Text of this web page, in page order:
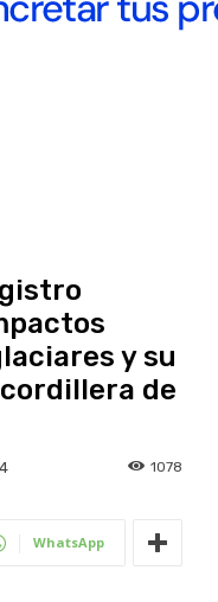
y su
de
1078
WhatsApp